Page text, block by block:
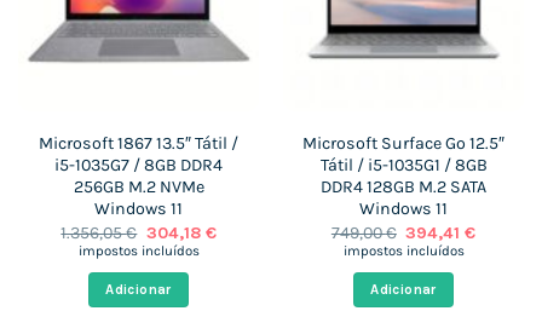
Microsoft 1867 13.5″ Tátil /
i5-1035G7 / 8GB DDR4
256GB M.2 NVMe
Windows 11
1.356,05€ O
preço
era:
1.356,05 €.
304,18 €O
impostos incluídos
Adicionar
Microsoft Surface Go 12.5″
Tátil / i5-1035G1 / 8GB
DDR4 128GB M.2 SATA
Windows 11
749,00€ O
preço
era:
749,00 €.
394,41€O
impostos incluídos
Adicionar